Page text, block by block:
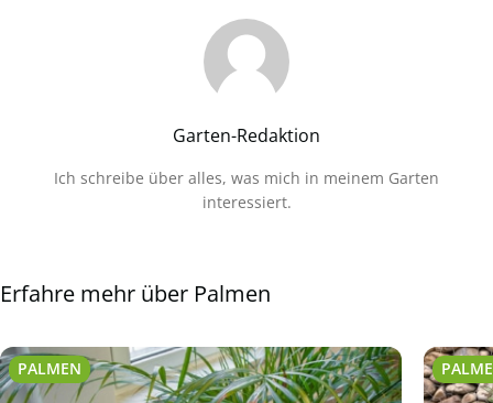
Garten-Redaktion
Ich schreibe über alles, was mich in meinem Garten
interessiert.
Erfahre mehr über Palmen
PALMEN